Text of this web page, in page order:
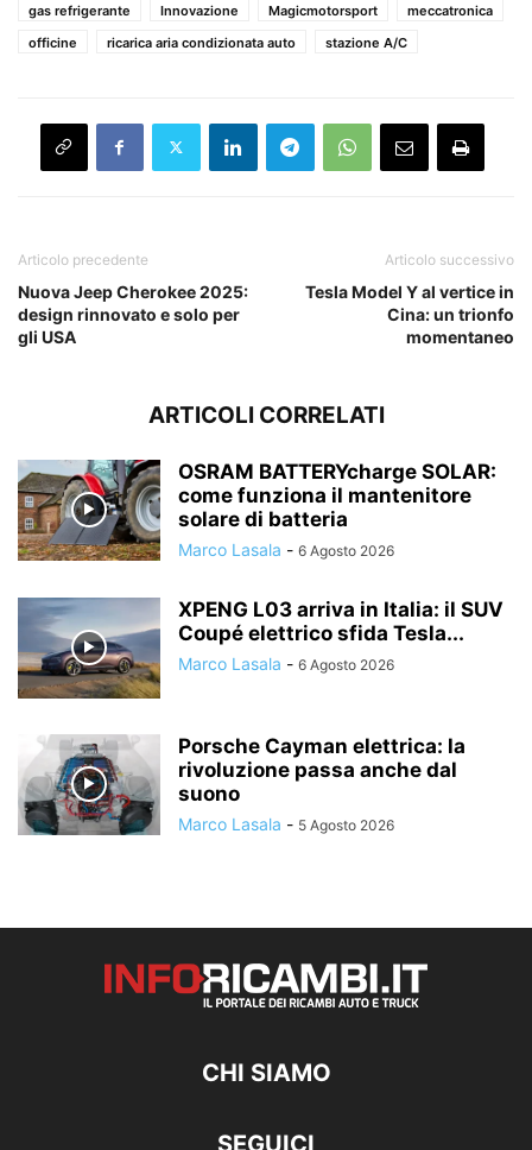
gas refrigerante
Innovazione Magicmotorsport
meccatronica
officine
ricarica aria condizionata auto stazione A/C
Articolo precedente
Nuova Jeep Cherokee 2025:
design rinnovato e solo per
gli USA
Articolo successivo
Tesla Model Y al vertice in
Cina: un trionfo
momentaneo
ARTICOLI CORRELATI
OSRAM BATTERYcharge SOLAR:
come funziona il mantenitore
solare di batteria
Marco Lasala - 6 Agosto 2026
XPENG L03 arriva in Italia: il SUV
Coupé elettrico sfida Tesla...
Marco Lasala - 6 Agosto 2026
Porsche Cayman elettrica: la
rivoluzione passa anche dal
suono
Marco Lasala - 5 Agosto 2026
CHI SIAMO
SEGUICI